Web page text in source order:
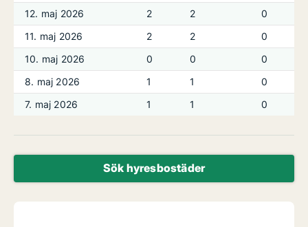
12. maj 2026
2 2
0
11. maj 2026
2 2
0
10. maj 2026
0 0
0
8. maj 2026
1 1
0
7. maj 2026
1 1 0
Sök hyresbostäder